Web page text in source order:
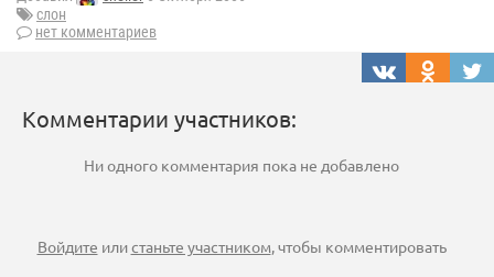
слон
нет комментариев
Комментарии участников:
Ни одного комментария пока не добавлено
Войдите илистаньте участником, чтобы комментировать